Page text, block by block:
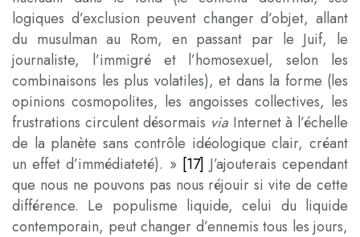
logiques d’exclusion peuvent changer d’objet, allant
du musulman au Rom, en passant par le Juif, le
journaliste, l’immigré et l’homosexuel, selon les
combinaisons les plus volatiles), et dans la forme (les
opinions cosmopolites, les angoisses collectives, les
frustrations circulent désormais via Internet à l’échelle
de la planète sans contrôle idéologique clair, créant
un effet d’immédiateté). » [17] J’ajouterais cependant
que nous ne pouvons pas nous réjouir si vite de cette
différence. Le populisme liquide, celui du liquide
contemporain, peut changer d’ennemis tous les jours,